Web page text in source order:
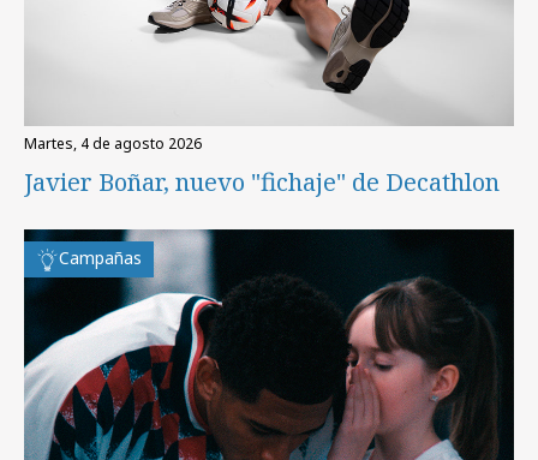
martes, 4 de agosto 2026
Javier Boñar, nuevo "fichaje" de Decathlon
Campañas